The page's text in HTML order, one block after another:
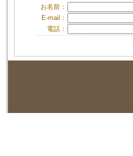
お名前：
E-mail：
電話：